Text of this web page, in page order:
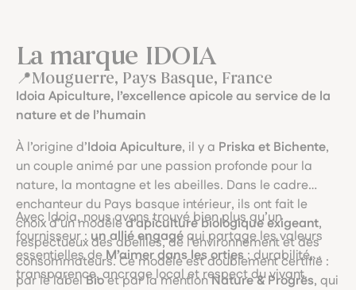
La marque IDOIA
Mouguerre, Pays Basque, France
Idoia Apiculture, l’excellence apicole au service de la
nature et de l’humain
À l’origine d’Idoia Apiculture, il y a Priska et Bichente,
un couple animé par une passion profonde pour la
nature, la montagne et les abeilles. Dans le cadre
enchanteur du Pays basque intérieur, ils ont fait le
choix d’un modèled’apiculture biologique exigeant,
respectueux des abeilles, de l’environnement et des
consommateurs. Ce modèle est doublement certifié :
par le labelBioet par la mentionNature & Progrès, qui
Avec Idoia, nous avons trouvé bien plus qu’un
fournisseur :un allié engagéqui partage les valeurs
essentielles deM’aimer dans les orties: durabilité,
transparence, ancrage local et respect du vivant.